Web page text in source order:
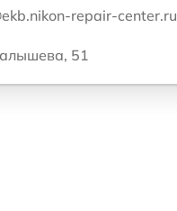
repair-center.ru
51